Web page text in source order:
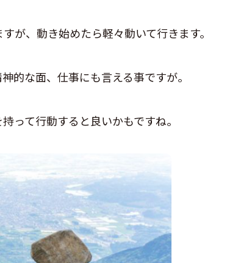
が、動き始めたら軽々動いて行きます。
的な面、仕事にも言える事ですが。
って行動すると良いかもですね。